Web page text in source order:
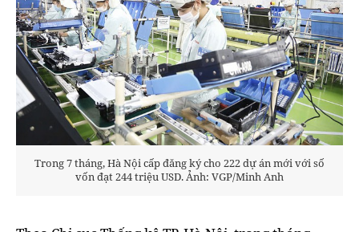
Trong 7 tháng, Hà Nội cấp đăng ký cho 222 dự án mới với số
vốn đạt 244 triệu USD. Ảnh: VGP/Minh Anh